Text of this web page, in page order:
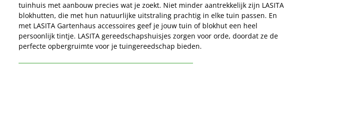
tuinhuis met aanbouw precies wat je zoekt. Niet minder aantrekkelijk zijn LASITA
blokhutten, die met hun natuurlijke uitstraling prachtig in elke tuin passen. En
met LASITA Gartenhaus accessoires geef je jouw tuin of blokhut een heel
persoonlijk tintje. LASITA gereedschapshuisjes zorgen voor orde, doordat ze de
perfecte opbergruimte voor je tuingereedschap bieden.